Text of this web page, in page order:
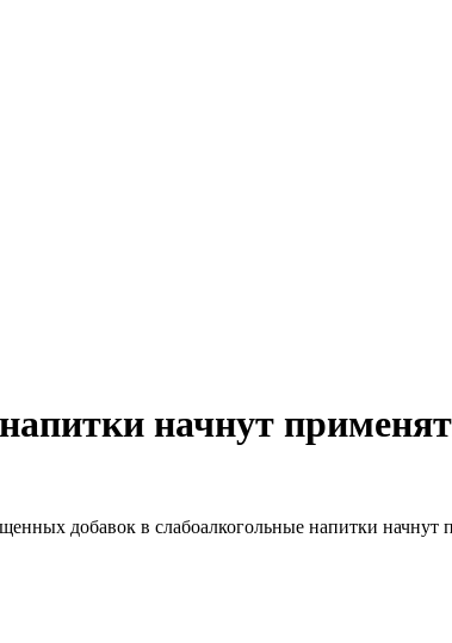
начнут
добавок в слабоалкогольные напитки начнут